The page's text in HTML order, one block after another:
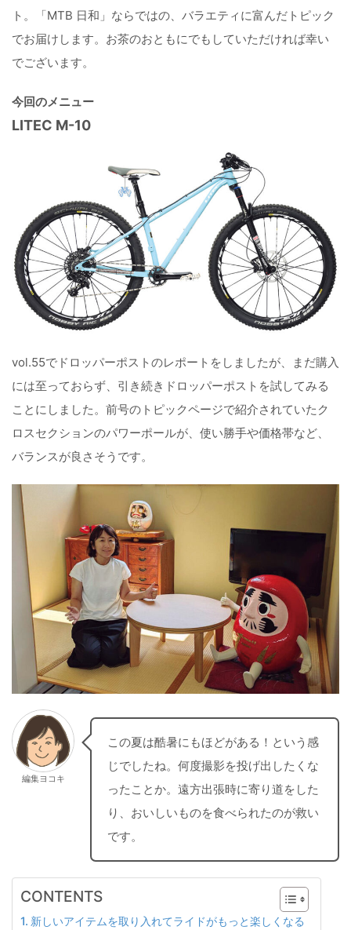
ト。「MTB 日和」ならではの、バラエティに富んだトピック
でお届けします。お茶のおともにでもしていただければ幸い
でございます。
今回のメニュー
LITEC M-10
vol.55でドロッパーポストのレポートをしましたが、まだ購入
には至っておらず、引き続きドロッパーポストを試してみる
ことにしました。前号のトピックページで紹介されていたク
ロスセクションのパワーポールが、使い勝手や価格帯など、
バランスが良さそうです。
編集ヨコキ
この夏は酷暑にもほどがある！という感
じでしたね。何度撮影を投げ出したくな
ったことか。遠方出張時に寄り道をした
り、おいしいものを食べられたのが救い
です。
CONTENTS
新しいアイテムを取り入れてライドがもっと楽しくなる